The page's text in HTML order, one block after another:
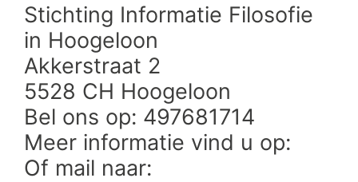
Stichting Informatie Filosofie
in Hoogeloon
Akkerstraat 2
5528 CH Hoogeloon
Bel ons op: 497681714
Meer informatie vind u op:
Of mail naar: